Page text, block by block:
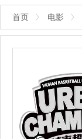
首页 电影